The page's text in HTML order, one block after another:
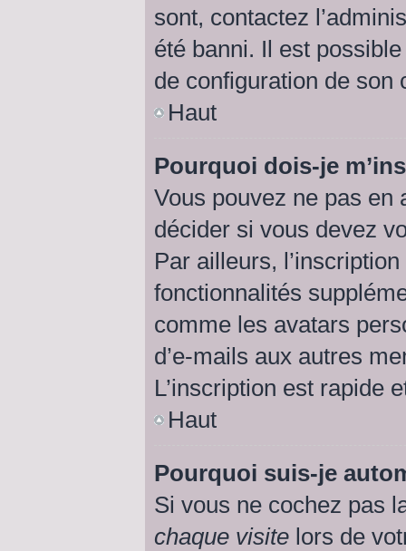
sont, contactez
été banni. Il est
de configuration de son
Haut
Pourquoi dois-je
Vous pouvez ne pas en
décider si vous devez
Par ailleurs,
fonctionnalités
comme les avatars
d’e-mails aux autres
L’inscription est rapide
Haut
Pourquoi suis-je
Si vous ne cochez pas
chaque visite lors de